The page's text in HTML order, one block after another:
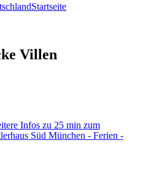
Startseite
Villen
Infos zu 25 min zum
Süd München - Ferien -